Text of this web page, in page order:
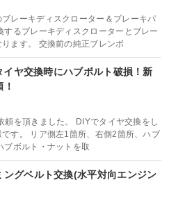
レーキディスクローター＆ブレーキパ
るブレーキディスクローターとブレー
ます。 交換前の純正ブレンボ
ヤ交換時にハブボルト破損！新
を頂きました。 DIYでタイヤ交換をし
す。 リア側左1箇所、右側2箇所、ハブ
ブボルト・ナットを取
ングベルト交換(水平対向エンジン